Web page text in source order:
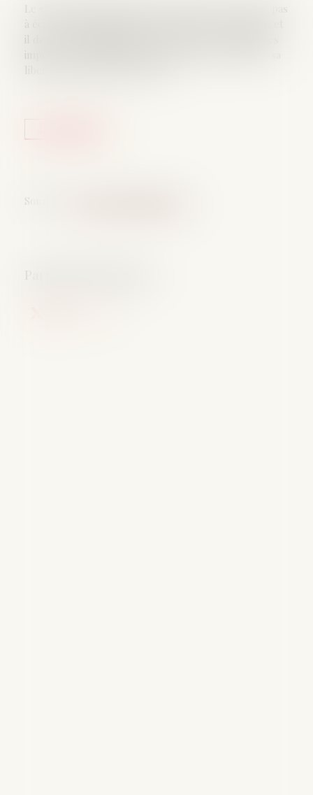
Source :
Le simple fait qu’un salarié soit d’astreinte ne suffit pas
à écarter la qualification de temps de travail effectif, et
il demeure indispensable de vérifier si les contraintes
imposées sont suffisamment intenses pour affecter sa